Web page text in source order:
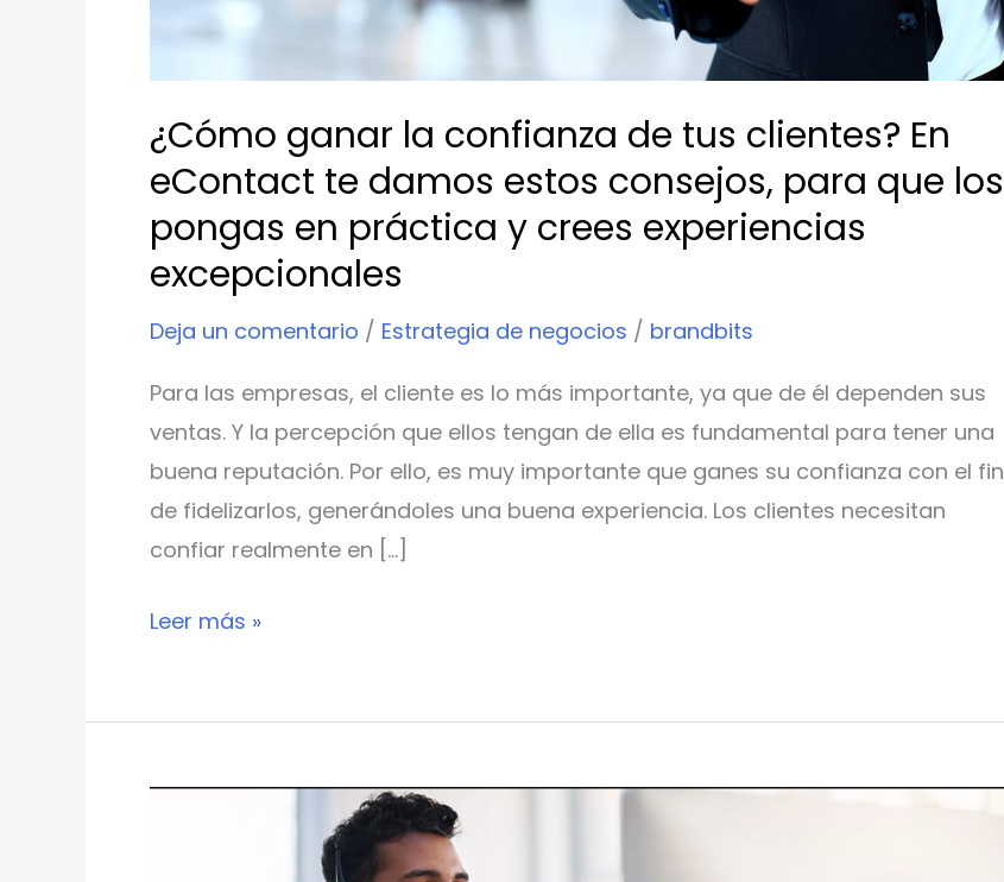
¿Cómo ganar la confianza de tus clientes? En
eContact te damos estos consejos, para que los
pongas en práctica y crees experiencias
excepcionales
Deja un comentario / Estrategia de negocios / brandbits
Para las empresas, el cliente es lo más importante, ya que de él dependen sus
ventas. Y la percepción que ellos tengan de ella es fundamental para tener una
buena reputación. Por ello, es muy importante que ganes su confianza con el fin
de fidelizarlos, generándoles una buena experiencia. Los clientes necesitan
confiar realmente en […]
y
crees
experiencias
excepcionales
Leer más »